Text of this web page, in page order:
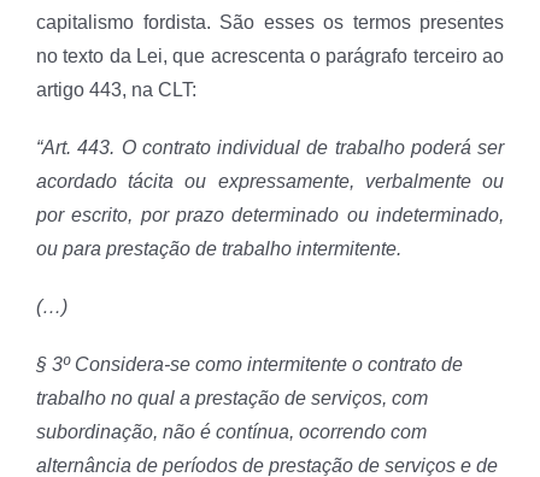
capitalismo fordista. São esses os termos presentes
no texto da Lei, que acrescenta o parágrafo terceiro ao
artigo 443, na CLT:
“Art. 443. O contrato individual de trabalho poderá ser
acordado tácita ou expressamente, verbalmente ou
por escrito, por prazo determinado ou indeterminado,
ou para prestação de trabalho intermitente.
(…)
§ 3º Considera-se como intermitente o contrato de
trabalho no qual a prestação de serviços, com
subordinação, não é contínua, ocorrendo com
alternância de períodos de prestação de serviços e de